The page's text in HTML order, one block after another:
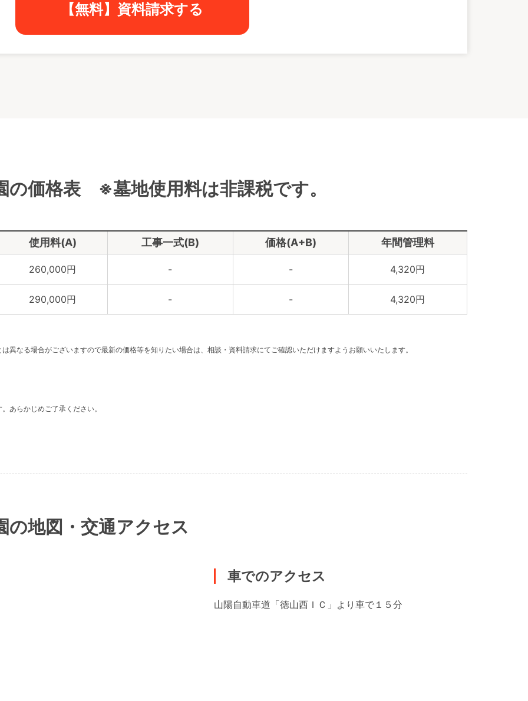
【無料】資料請求する
価格表 ※墓地使用料は非課税です。
使用料(A) 工事一式(B) 価格(A+B) 年間管理料
260,000円 - - 4,320円
290,000円 - - 4,320円
異なる場合がございますので最新の価格等を知りたい場合は、相談・資料請求にてご確認いただけますようお願いいたします。
あらかじめご了承ください。
地図・交通アクセス
車でのアクセス
山陽自動車道「徳山西ＩＣ」より車で１５分